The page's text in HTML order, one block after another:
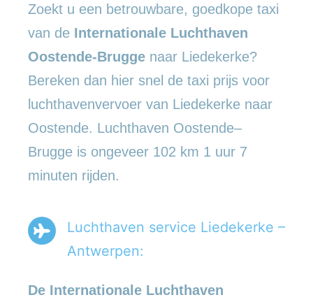
Zoekt u een betrouwbare, goedkope taxi
van de Internationale Luchthaven
Oostende-Brugge naar Liedekerke?
Bereken dan hier snel de taxi prijs voor
luchthavenvervoer van Liedekerke naar
Oostende. Luchthaven Oostende–
Brugge is ongeveer 102 km 1 uur 7
minuten rijden.
Luchthaven service Liedekerke –
Antwerpen:
De Internationale Luchthaven